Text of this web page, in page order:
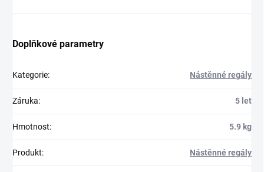
Doplňkové parametry
Kategorie: Nástěnné regály
Záruka: 5 let
Hmotnost: 5.9 kg
Produkt: Nástěnné regály